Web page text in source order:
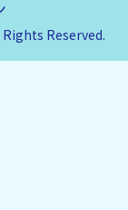
Reserved.